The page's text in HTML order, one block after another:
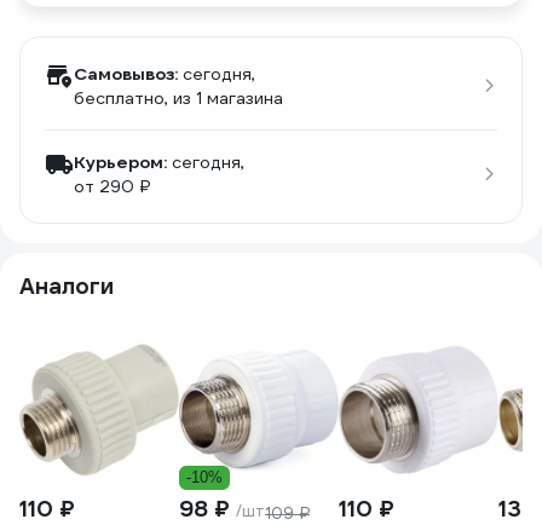
Самовывоз: сегодня,
бесплатно, из 1 магазина
Курьером: сегодня,
от 290 ₽
Аналоги
110 ₽
-10%
98 ₽ /шт109 ₽ 110 ₽